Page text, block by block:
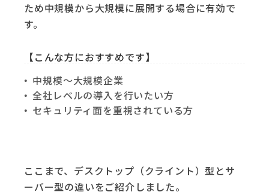
ため中規模から大規模に展開する場合に有効で
す。
【こんな方におすすめです】
中規模～大規模企業
全社レベルの導入を行いたい方
セキュリティ面を重視されている方
ここまで、デスクトップ（クライント）型とサ
ーバー型の違いをご紹介しました。